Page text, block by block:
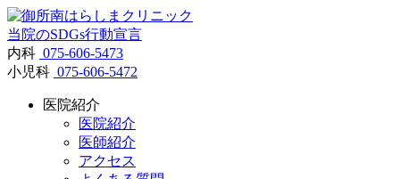
当院のSDGs行動宣言
内科 075-606-5473
小児科 075-606-5472
医院紹介
医院紹介
医師紹介
アクセス